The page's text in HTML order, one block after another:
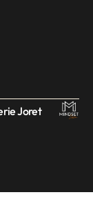
Joret